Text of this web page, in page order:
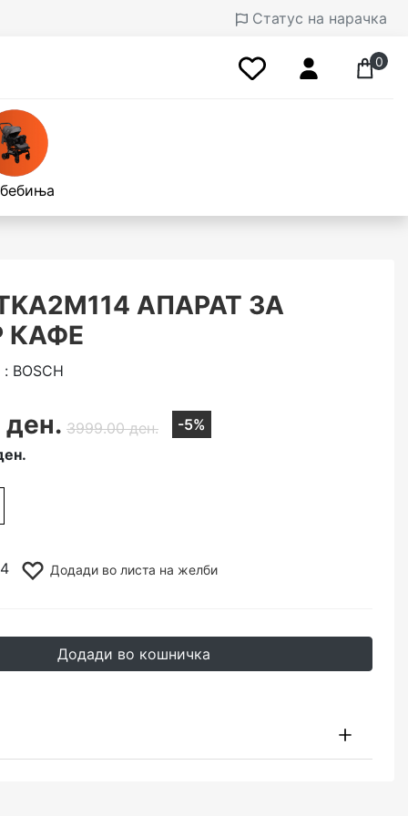
Статус на нарачка
0
АПАРАТ ЗА
КАФЕ
BOSCH
3999.00 ден.
-5%
Додади во листа на желби
Додади во кошничка